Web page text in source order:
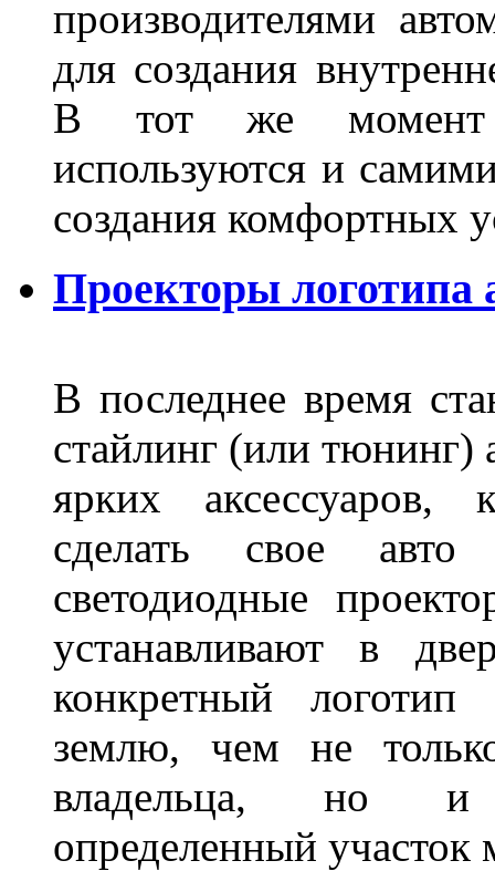
производителями
для создания
В тот же момент
используются и
создания комфортных
Проекторы логотипа
В последнее время
стайлинг (или тюнинг)
ярких аксессуаров,
сделать свое
светодиодные
устанавливают в
конкретный логотип
землю, чем не
владельца, но и
определенный участок